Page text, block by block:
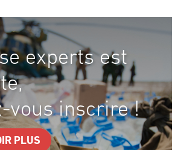
experts est
vous inscrire !
PLUS